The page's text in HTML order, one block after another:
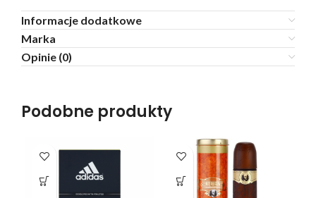
Informacje dodatkowe
Marka
Opinie (0)
Podobne produkty